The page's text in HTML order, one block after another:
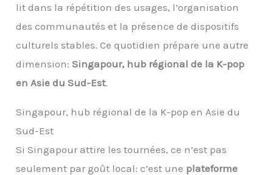
lit dans la répétition des usages, l’organisation
des communautés et la présence de dispositifs
culturels stables. Ce quotidien prépare une autre
dimension:Singapour, hub régional de la K-pop
en Asie du Sud-Est.
Singapour, hub régional de la K-pop en Asie du
Sud-Est
Si Singapour attire les tournées, ce n’est pas
seulement par goût local: c’est une plateforme